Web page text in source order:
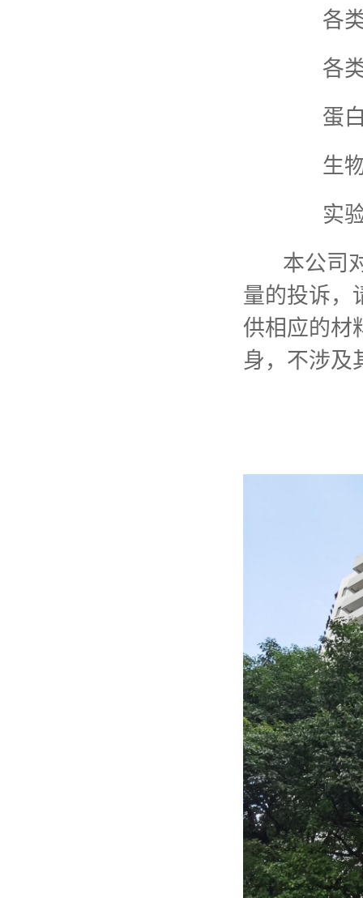
各类酶
各类抗体
蛋白
生物化
实验室
本公司对
量的投诉，
供相应的材
身，不涉及